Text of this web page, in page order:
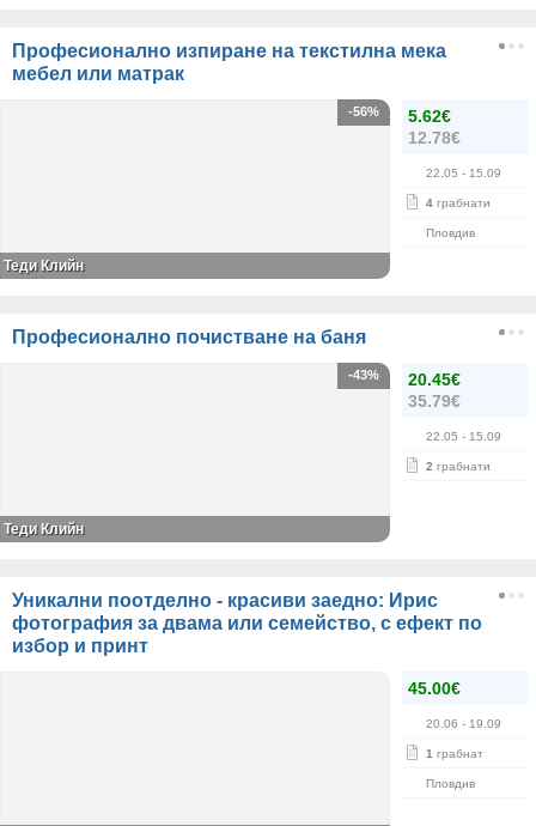
Професионално изпиране на текстилна мека
мебел или матрак
5.62€
12.78€
22.05 - 15.09
4 грабнати
Пловдив
-56%
Теди Клийн
Професионално почистване на баня
20.45€
35.79€
22.05 - 15.09
2 грабнати
-43%
Теди Клийн
Уникални поотделно - красиви заедно: Ирис
фотография за двама или семейство, с ефект по
избор и принт
45.00€
20.06 - 19.09
1 грабнат
Пловдив